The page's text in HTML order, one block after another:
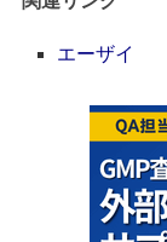
エーザイ